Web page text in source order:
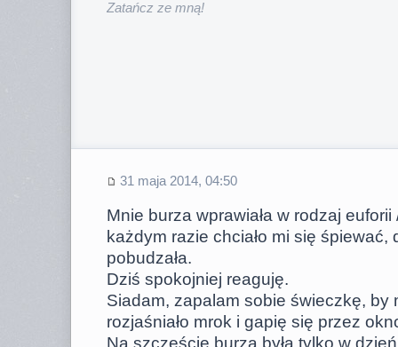
Zatańcz ze mną!
31 maja 2014, 04:50
Mnie burza wprawiała w rodzaj
każdym razie chciało mi się śpiewać,
pobudzała.
Dziś spokojniej reaguję.
Siadam, zapalam sobie świeczkę, by
rozjaśniało mrok i gapię się przez
Na szczęście burza była tylko w